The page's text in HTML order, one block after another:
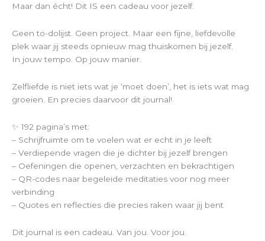
Maar dan écht! Dit IS een cadeau voor jezelf.
Geen to-dolijst. Geen project. Maar een fijne, liefdevolle
plek waar jij steeds opnieuw mag thuiskomen bij jezelf.
In jouw tempo. Op jouw manier.
Zelfliefde is niet iets wat je ‘moet doen’, het is iets wat mag
groeien. En precies daarvoor dit journal!
✨ 192 pagina’s met:
– Schrijfruimte om te voelen wat er echt in je leeft
– Verdiepende vragen die je dichter bij jezelf brengen
– Oefeningen die openen, verzachten en bekrachtigen
– QR-codes naar begeleide meditaties voor nog meer
verbinding
– Quotes en reflecties die precies raken waar jij bent
Dit journal is een cadeau. Van jou. Voor jou.